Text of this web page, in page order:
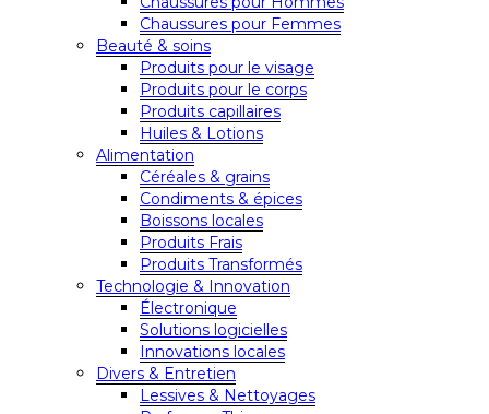
Chaussures pour Femmes
Beauté & soins
Produits pour le visage
Produits pour le corps
Produits capillaires
Huiles & Lotions
Alimentation
Céréales & grains
Condiments & épices
Boissons locales
Produits Frais
Produits Transformés
Technologie & Innovation
Électronique
Solutions logicielles
Innovations locales
Divers & Entretien
Lessives & Nettoyages